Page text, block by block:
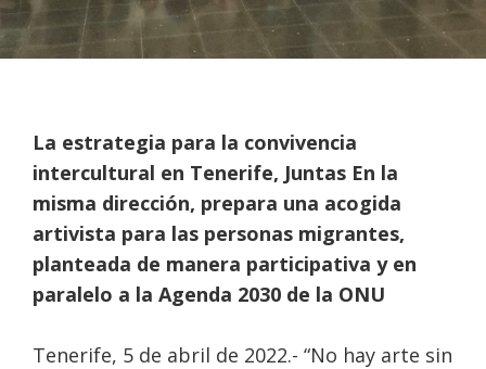
La estrategia para la convivencia
intercultural en Tenerife, Juntas En la
misma dirección, prepara una acogida
artivista para las personas migrantes,
planteada de manera participativa y en
paralelo a la Agenda 2030 de la ONU
Tenerife, 5 de abril de 2022.- “No hay arte sin